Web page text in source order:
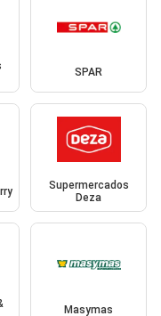
SPAR
Supermercados
Deza
Masymas